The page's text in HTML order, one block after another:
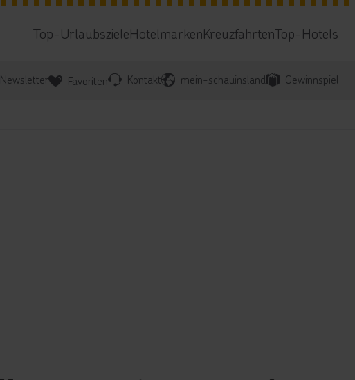
Top-UrlaubszieleHotelmarkenKreuzfahrtenTop-Hotels
Newsletter Favoriten Kontakt mein-schauinsland Gewinnspiel